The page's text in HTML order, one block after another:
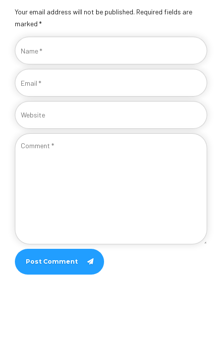
Your email address will not be published. Required fields are
marked *
Post Comment